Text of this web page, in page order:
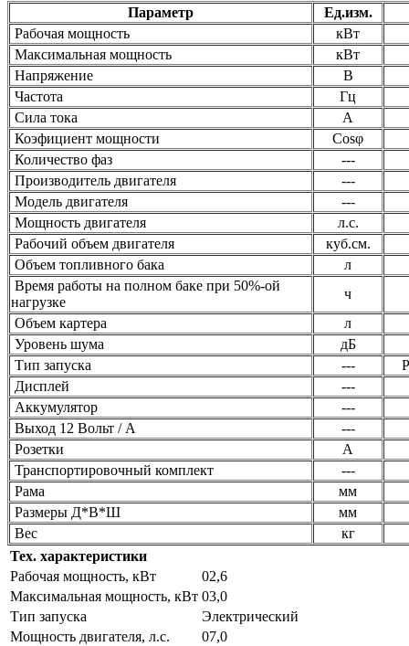
Параметр
Ед.изм.
Рабочая мощность
кВт
Максимальная мощность
кВт
Напряжение
В
Частота
Гц
Сила тока
А
Коэфициент мощности
Cosφ
Количество фаз
---
Производитель двигателя
---
Модель двигателя
---
Мощность двигателя
л.с.
Рабочий объем двигателя
куб.см.
Объем топливного бака
л
Время работы на полном баке при 50%-ой
нагрузке
ч
Объем картера
л
Уровень шума
дБ
Тип запуска
---
Дисплей
---
Аккумулятор
---
Выход 12 Вольт / А
---
Розетки
А
Транспортировочный комплект
---
Рама
мм
Размеры Д*В*Ш
мм
Вес
кг
Тех. характеристики
Рабочая мощность, кВт
02,6
Максимальная мощность, кВт 03,0
Тип запуска
Электрический
Мощность двигателя, л.с.
07,0